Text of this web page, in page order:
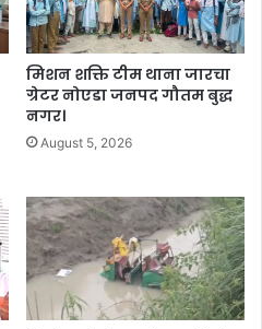
मिशन शक्ति टीम थाना जारचा
ग्रेटर नोएडा जनपद गौतम बुद्ध
नगर।
August 5, 2026